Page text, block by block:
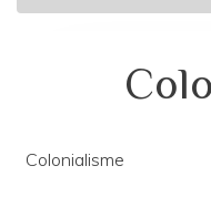
Colonialisme